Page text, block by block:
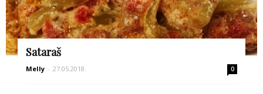
Sataraš
Melly - 27.05.2018. 0